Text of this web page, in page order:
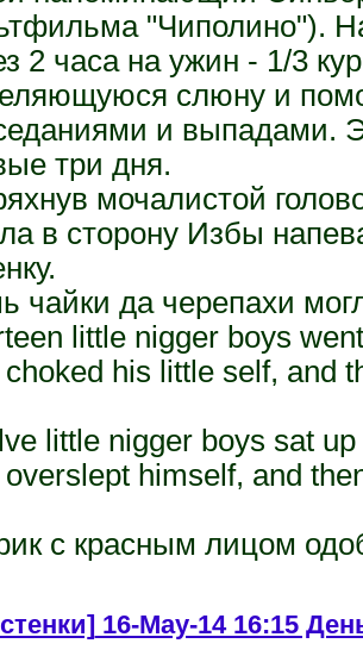
"Чиполино").
2 часа на ужин - 1/3
слюну и
и выпадами.
три дня.
мочалистой
в сторону Избы
чайки да черепахи
little nigger boys
choked his little self, and
little nigger boys sat
overslept himself, and
с красным лицом
16-May-14 16:15